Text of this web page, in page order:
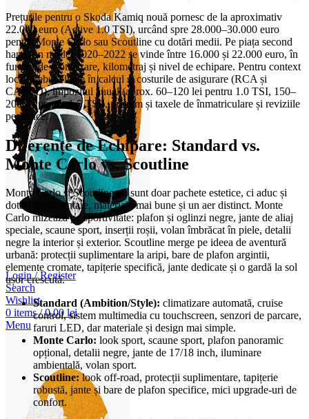
Login / Register
Search
Wishlist
0 items / 0,00 lei
Menu
Prețurile pentru o Skoda Kamiq nouă pornesc de la aproximativ
22.000 euro (Active 1.0 TSI), urcând spre 28.000–30.000 euro
pentru Monte Carlo sau Scoutline cu dotări medii. Pe piața second
hand, un model 2020–2022 se vinde între 16.000 și 22.000 euro, în
funcție de motorizare, kilometraj și nivel de echipare. Pentru context
local, trebuie luate în calcul și costurile de asigurare (RCA și
CASCO), impozitul anual (aprox. 60–120 lei pentru 1.0 TSI, 150–
200 lei pentru 1.5 TSI), precum și taxele de înmatriculare și reviziile
periodice.
Diferențe de Echipare: Standard vs.
Monte Carlo vs. Scoutline
Monte Carlo și Scoutline nu sunt doar pachete estetice, ci aduc și
dotări suplimentare, materiale mai bune și un aer distinct. Monte
Carlo mizează pe sportivitate: plafon și oglinzi negre, jante de aliaj
speciale, scaune sport, inserții roșii, volan îmbrăcat în piele, detalii
negre la interior și exterior. Scoutline merge pe ideea de aventură
urbană: protecții suplimentare la aripi, bare de plafon argintii,
elemente cromate, tapițerie specifică, jante dedicate și o gardă la sol
ușor crescută.
Standard (Ambition/Style): climatizare automată, cruise
control, sistem multimedia cu touchscreen, senzori de parcare,
faruri LED, dar materiale și design mai simple.
Monte Carlo: look sport, scaune sport, plafon panoramic
opțional, detalii negre, jante de 17/18 inch, iluminare
ambientală, volan sport.
Scoutline:look off-road, protecții suplimentare, tapițerie
robustă, jante și bare de plafon specifice, mici upgrade-uri de
confort.